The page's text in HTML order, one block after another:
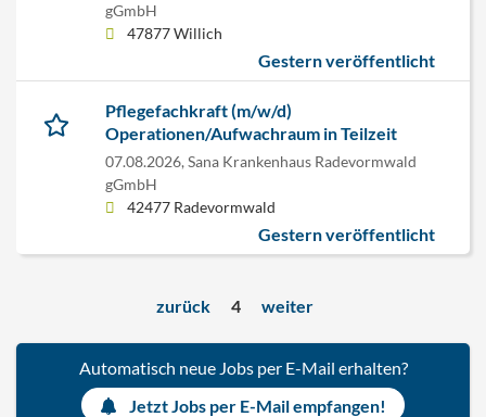
gGmbH
47877 Willich
Gestern veröffentlicht
Pflegefachkraft (m/w/d)
Operationen/Aufwachraum in Teilzeit
07.08.2026, Sana Krankenhaus Radevormwald
gGmbH
42477 Radevormwald
Gestern veröffentlicht
zurück 4 weiter
Automatisch neue Jobs per E-Mail erhalten?
Jetzt Jobs per E-Mail empfangen!